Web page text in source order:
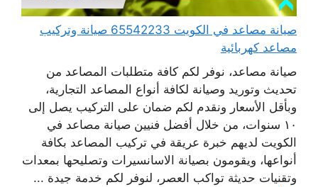
صيانة مصاعد في الكويت 65542233 صيانة وتركيب
مصاعد كهربائية
صيانة مصاعد، نوفر لكم كافة متطلبات المصاعد من
تحديث وتوريد وصيانة لكافة أنواع المصاعد التجارية،
وبأقل الأسعار ونقدم لكم ضمان على التركيب يصل إلى
١٠ سنوات، من خلال أفضل فنيين صيانة مصاعد في
الكويت لديهم خبرة عريقة في تركيب المصاعد بكافة
أنواعها، ويقومون بصيانة الاسانسيرات وتصليحها بمعدات
وتقنيات حديثة تواكب العصر، لنوفر لكم خدمة جيدة ...